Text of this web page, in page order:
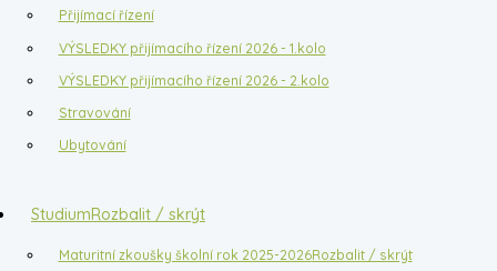
Přijímací řízení
VÝSLEDKY přijímacího řízení 2026 - 1.kolo
VÝSLEDKY přijímacího řízení 2026 - 2.kolo
Stravování
Ubytování
StudiumRozbalit / skrýt
Maturitní zkoušky školní rok 2025-2026Rozbalit / skrýt